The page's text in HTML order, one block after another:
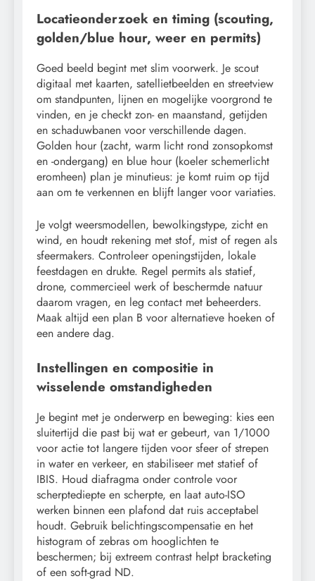
Locatieonderzoek en timing (scouting,
golden/blue hour, weer en permits)
Goed beeld begint met slim voorwerk. Je scout
digitaal met kaarten, satellietbeelden en streetview
om standpunten, lijnen en mogelijke voorgrond te
vinden, en je checkt zon- en maanstand, getijden
en schaduwbanen voor verschillende dagen.
Golden hour (zacht, warm licht rond zonsopkomst
en -ondergang) en blue hour (koeler schemerlicht
eromheen) plan je minutieus: je komt ruim op tijd
aan om te verkennen en blijft langer voor variaties.
Je volgt weersmodellen, bewolkingstype, zicht en
wind, en houdt rekening met stof, mist of regen als
sfeermakers. Controleer openingstijden, lokale
feestdagen en drukte. Regel permits als statief,
drone, commercieel werk of beschermde natuur
daarom vragen, en leg contact met beheerders.
Maak altijd een plan B voor alternatieve hoeken of
een andere dag.
Instellingen en compositie in
wisselende omstandigheden
Je begint met je onderwerp en beweging: kies een
sluitertijd die past bij wat er gebeurt, van 1/1000
voor actie tot langere tijden voor sfeer of strepen
in water en verkeer, en stabiliseer met statief of
IBIS. Houd diafragma onder controle voor
scherptediepte en scherpte, en laat auto-ISO
werken binnen een plafond dat ruis acceptabel
houdt. Gebruik belichtingscompensatie en het
histogram of zebras om hooglichten te
beschermen; bij extreem contrast helpt bracketing
of een soft-grad ND.